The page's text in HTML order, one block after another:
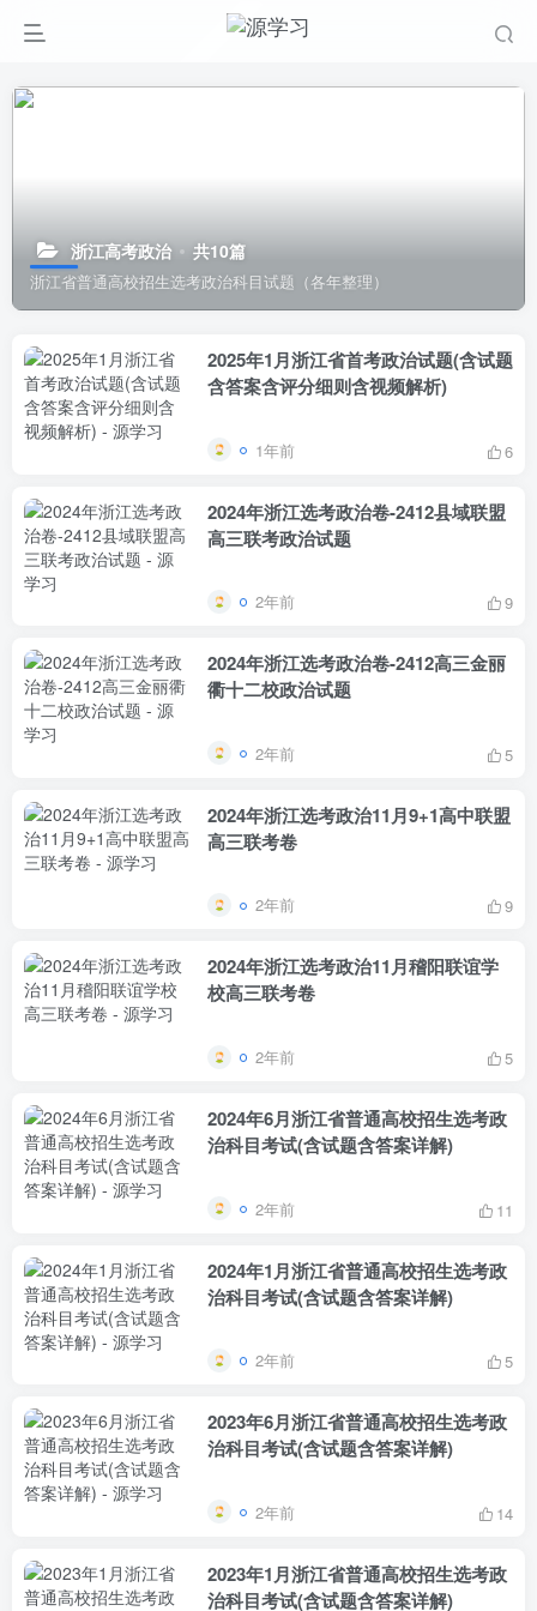
浙江高考政治 共10篇
浙江省普通高校招生选考政治科目试题（各年整理）
2025年1月浙江省首考政治试题(含试题
含答案含评分细则含视频解析)
1年前 6
2024年浙江选考政治卷-2412县域联盟
高三联考政治试题
2年前 9
2024年浙江选考政治卷-2412高三金丽
衢十二校政治试题
2年前 5
2024年浙江选考政治11月9+1高中联盟
高三联考卷
2年前 9
2024年浙江选考政治11月稽阳联谊学
校高三联考卷
2年前 5
2024年6月浙江省普通高校招生选考政
治科目考试(含试题含答案详解)
2年前 11
2024年1月浙江省普通高校招生选考政
治科目考试(含试题含答案详解)
2年前 5
2023年6月浙江省普通高校招生选考政
治科目考试(含试题含答案详解)
2年前 14
2023年1月浙江省普通高校招生选考政
治科目考试(含试题含答案详解)